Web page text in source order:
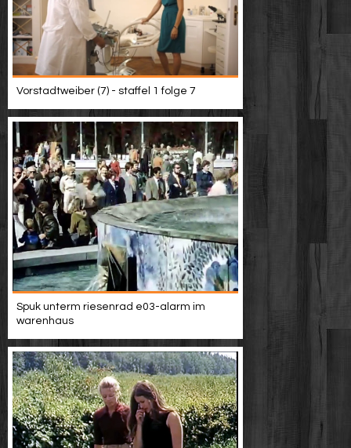
Vorstadtweiber (7) - staffel 1 folge 7
Spuk unterm riesenrad e03-alarm im
warenhaus